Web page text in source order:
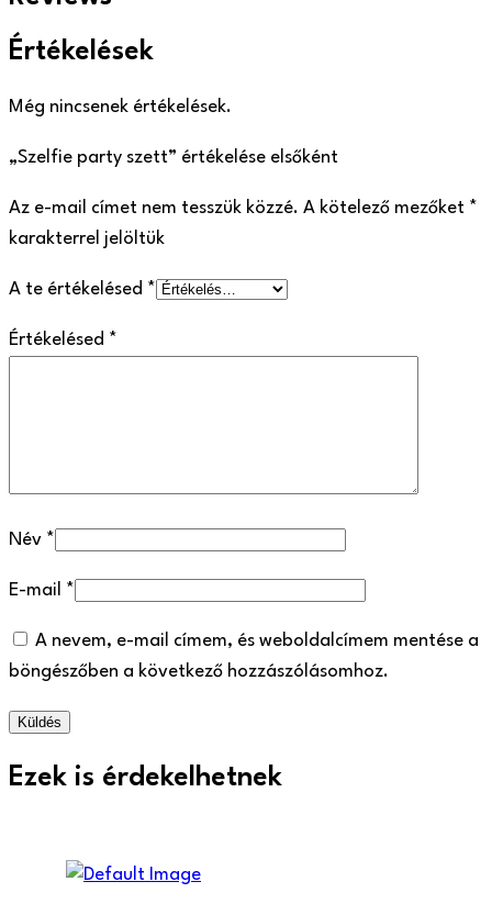
Értékelések
Még nincsenek értékelések.
„Szelfie party szett” értékelése elsőként
Az e-mail címet nem tesszük közzé. A kötelező mezőket *
karakterrel jelöltük
A te értékelésed *
Értékelésed *
Név *
E-mail *
A nevem, e-mail címem, és weboldalcímem mentése a
böngészőben a következő hozzászólásomhoz.
Ezek is érdekelhetnek